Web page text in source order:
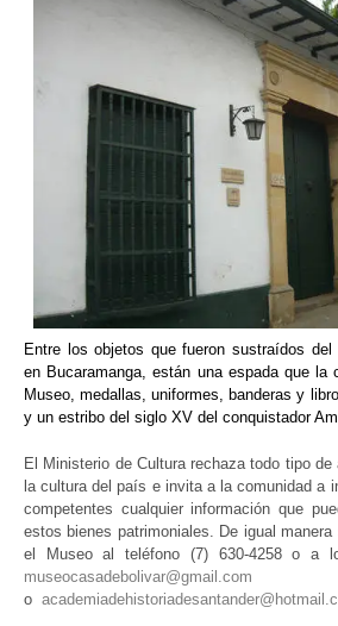
Entre los objetos que fueron sustraídos
en Bucaramanga, están una espada que la
Museo, medallas, uniformes, banderas y
y un estribo del siglo XV del conquistador
El Ministerio de Cultura rechaza todo tipo
la cultura del país e invita a la comunidad a
competentes cualquier información que
estos bienes patrimoniales. De igual
el Museo al teléfono (7) 630-4258 o a
museocasadebolivar@gmail.com
o